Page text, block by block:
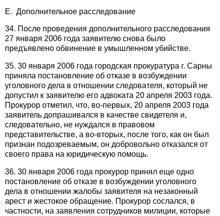
E. Дополнительное расследование
34. После проведения дополнительного расследования
27 января 2006 года заявителю снова было
предъявлено обвинение в умышленном убийстве.
35. 30 января 2006 года городская прокуратура г. Сарны
приняла постановление об отказе в возбуждении
уголовного дела в отношении следователя, который не
допустил к заявителю его адвоката 20 апреля 2003 года.
Прокурор отметил, что, во-первых, 20 апреля 2003 года
заявитель допрашивался в качестве свидетеля и,
следовательно, не нуждался в правовом
представительстве, а во-вторых, после того, как он был
признан подозреваемым, он добровольно отказался от
своего права на юридическую помощь.
36. 30 января 2006 года прокурор принял еще одно
постановление об отказе в возбуждении уголовного
дела в отношении жалобы заявителя на незаконный
арест и жестокое обращение. Прокурор сослался, в
частности, на заявления сотрудников милиции, которые